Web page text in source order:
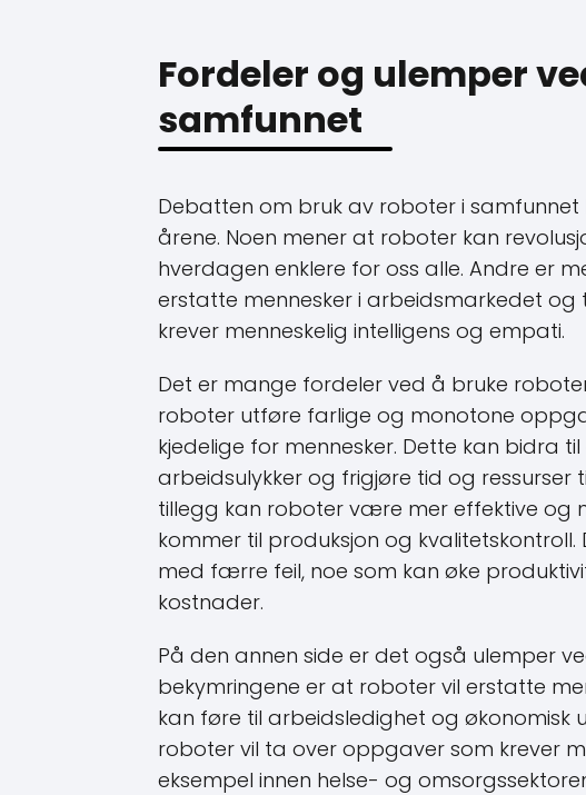
Fordeler og ulemper
samfunnet
Debatten om bruk av roboter i
årene. Noen mener at roboter kan
hverdagen enklere for oss alle. Andre er
erstatte mennesker i arbeidsmarkedet
krever menneskelig intelligens og empati.
Det er mange fordeler ved å bruke
roboter utføre farlige og monotone
kjedelige for mennesker. Dette kan bidra
arbeidsulykker og frigjøre tid og ressurser
tillegg kan roboter være mer effektive og
kommer til produksjon og
med færre feil, noe som kan øke
kostnader.
På den annen side er det også ulemper
bekymringene er at roboter vil erstatte
kan føre til arbeidsledighet og økonomisk
roboter vil ta over oppgaver som krever
eksempel innen helse- og